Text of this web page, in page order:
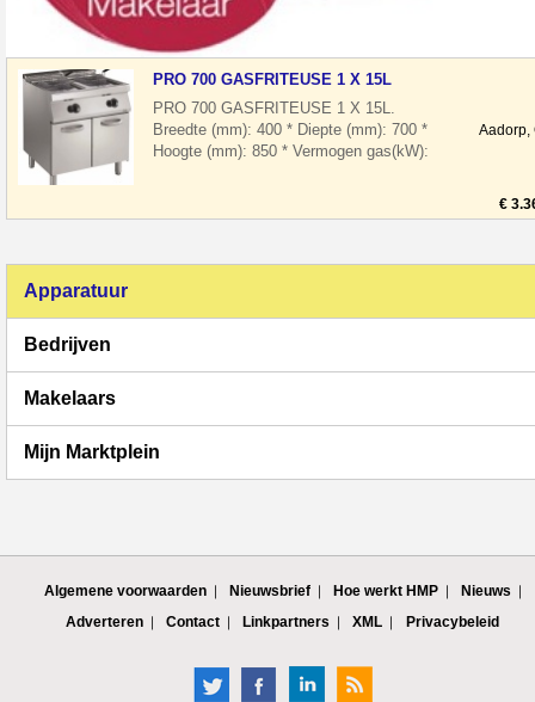
PRO 700 GASFRITEUSE 1 X 15L
PRO 700 GASFRITEUSE 1 X 15L.
Breedte (mm): 400 * Diepte (mm): 700 *
Hoogte (mm): 850 * Vermogen gas(kW):
Aadorp,
€
Apparatuur
Bedrijven
Makelaars
Mijn Marktplein
Algemene voorwaarden Nieuwsbrief Hoe werkt HMP
Nieuws
Adverteren
Contact Linkpartners XML Privacybeleid